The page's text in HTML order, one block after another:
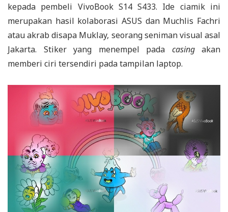
kepada pembeli VivoBook S14 S433. Ide ciamik ini
merupakan hasil kolaborasi ASUS dan Muchlis Fachri
atau akrab disapa Muklay, seorang seniman visual asal
Jakarta. Stiker yang menempel pada casingakan
memberi ciri tersendiri pada tampilan laptop.